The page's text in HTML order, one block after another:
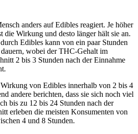
anders auf Edibles reagiert. Je höher
die Wirkung und desto länger hält sie an.
Edibles kann von ein paar Stunden
wobei der THC-Gehalt im
2 bis 3 Stunden nach der Einnahme
von Edibles innerhalb von 2 bis 4
andere berichten, dass sie sich noch viel
bis zu 12 bis 24 Stunden nach der
erleben die meisten Konsumenten von
4 und 8 Stunden.